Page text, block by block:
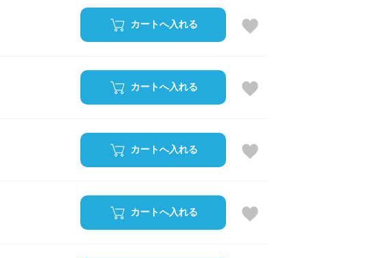
カートへ入れる
カートへ入れる
カートへ入れる
カートへ入れる